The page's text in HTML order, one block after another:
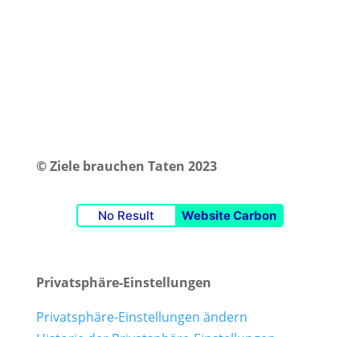
© Ziele brauchen Taten 2023
No Result Website Carbon
Privatsphäre-Einstellungen
Privatsphäre-Einstellungen ändern